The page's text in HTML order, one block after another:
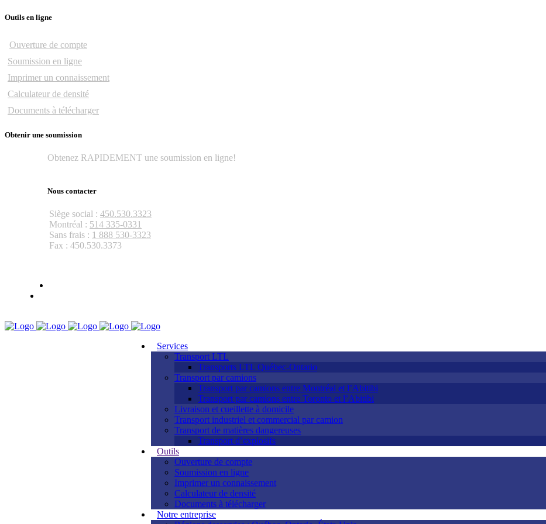
Outils en ligne
Ouverture de compte
Soumission en ligne
Imprimer un connaissement
Calculateur de densité
Documents à télécharger
Obtenir une soumission
Obtenez RAPIDEMENT une soumission en ligne!
Nous contacter
Siège social : 450.530.3323
Montréal : 514 335-0331
Sans frais : 1 888 530-3323
Fax : 450.530.3373
Services
Transport LTL
Transports LTL Québec-Ontario
Transport par camions
Transport par camions entre Montréal et l’Abitibi
Transport par camions entre Toronto et l’Abitibi
Livraison et cueillette à domicile
Transport industriel et commercial par camion
Transport de matières dangereuses
Transport d’explosifs
Outils
Ouverture de compte
Soumission en ligne
Imprimer un connaissement
Calculateur de densité
Documents à télécharger
Notre entreprise